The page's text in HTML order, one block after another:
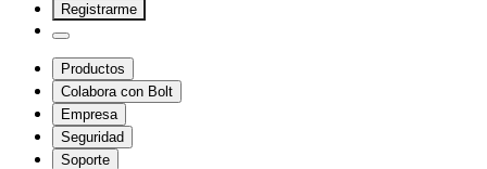
Registrarme
Productos
Colabora con Bolt
Empresa
Seguridad
Soporte